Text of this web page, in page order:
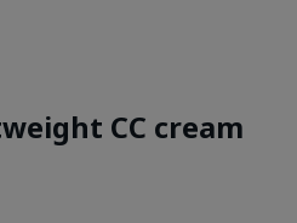
CC cream